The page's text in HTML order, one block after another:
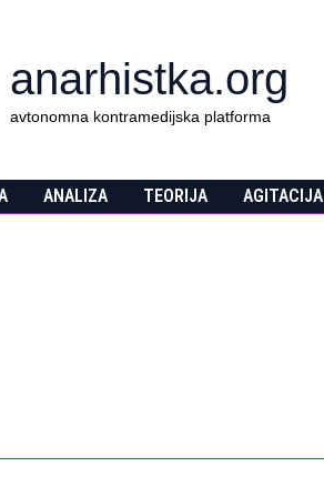
anarhistka.org
avtonomna kontramedijska platforma
ANALIZA TEORIJA AGITACIJA